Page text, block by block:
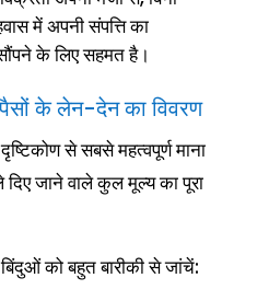
में अपनी संपत्ति का
के लिए सहमत है।
के लेन-देन का विवरण
से सबसे महत्वपूर्ण माना
जाने वाले कुल मूल्य का पूरा
को बहुत बारीकी से जांचें: